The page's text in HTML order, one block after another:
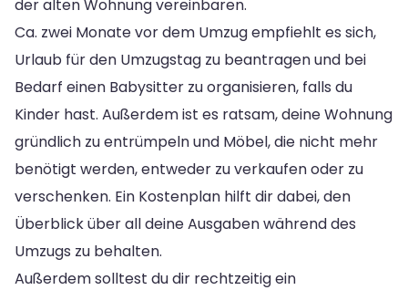
der alten Wohnung vereinbaren.
Ca. zwei Monate vor dem Umzug empfiehlt es sich,
Urlaub für den Umzugstag zu beantragen und bei
Bedarf einen Babysitter zu organisieren, falls du
Kinder hast. Außerdem ist es ratsam, deine Wohnung
gründlich zu entrümpeln und Möbel, die nicht mehr
benötigt werden, entweder zu verkaufen oder zu
verschenken. Ein Kostenplan hilft dir dabei, den
Überblick über all deine Ausgaben während des
Umzugs zu behalten.
Außerdem solltest du dir rechtzeitig ein